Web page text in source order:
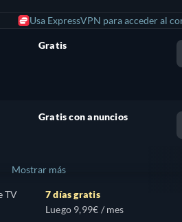
Usa ExpressVPN para acceder al
Gratis
Gratis con anuncios
Mostrar más
TV
7 días gratis
Luego 9,99€ / mes